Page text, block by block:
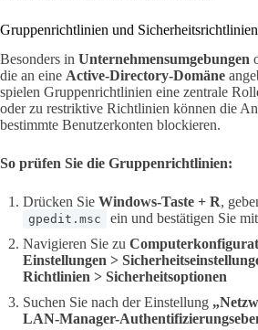
Gruppenrichtlinien und
Besonders in Unternehmensumgebungen
die an eine Active-Directory-Domäne
spielen Gruppenrichtlinien eine zentrale
oder zu restriktive Richtlinien können die
bestimmte Benutzerkonten blockieren.
So prüfen Sie die Gruppenrichtlinien:
Drücken Sie Windows-Taste + R,
gpedit.msc
ein und bestätigen Sie
Navigieren Sie zu
Einstellungen >
Richtlinien > Sicherheitsoptionen
Suchen Sie nach der Einstellung
LAN-Manager-